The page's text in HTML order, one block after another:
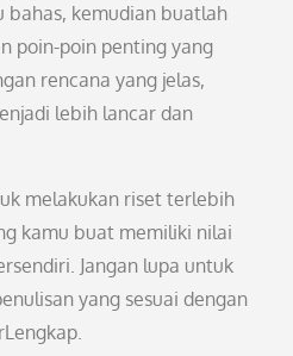
bahas, kemudian buatlah
poin-poin penting yang
rencana yang jelas,
lebih lancar dan
melakukan riset terlebih
kamu buat memiliki nilai
Jangan lupa untuk
yang sesuai dengan